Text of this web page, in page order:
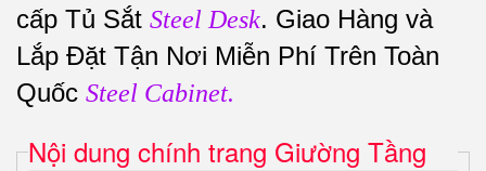
cấp Tủ Sắt Steel Desk. Giao Hàng và
Lắp Đặt Tận Nơi Miễn Phí Trên Toàn
Quốc Steel Cabinet.
Nội dung chính trang Giường Tầng